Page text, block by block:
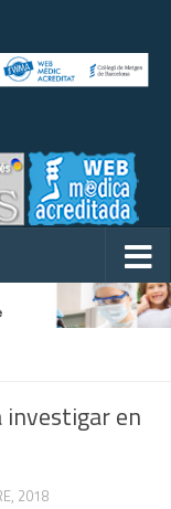
investigar en
2018